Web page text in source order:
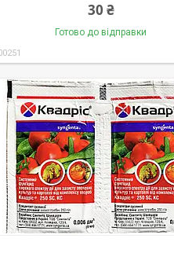
30 ₴
Готово до відправки